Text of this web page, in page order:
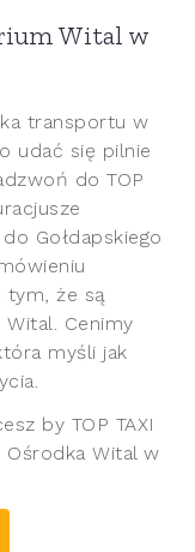
Wital w
transportu w
udać się pilnie
do TOP
Gołdapskiego
tym, że są
Cenimy
myśli jak
by TOP TAXI
Ośrodka Wital w